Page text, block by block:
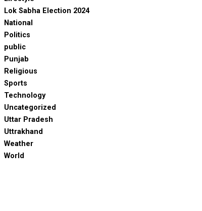
Lok Sabha Election 2024
National
Politics
public
Punjab
Religious
Sports
Technology
Uncategorized
Uttar Pradesh
Uttrakhand
Weather
World